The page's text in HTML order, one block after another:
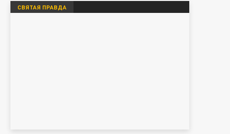
СВЯТАЯ ПРАВДА